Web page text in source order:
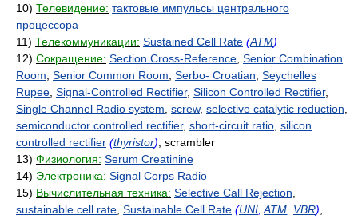
10) Телевидение: тактовые импульсы центрального
процессора
11) Телекоммуникации: Sustained Cell Rate (ATM)
12) Сокращение: Section Cross-Reference Senior Combination
Room Senior Common Room Serbo- Croatian Seychelles
Rupee Signal-Controlled Rectifier, Silicon Controlled Rectifier,
Single Channel Radio system screw, selective catalytic reduction
semiconductor controlled rectifier, short-circuit ratio silicon
controlled rectifier (thyristor) , scrambler
13) Физиология: Serum Creatinine
14) Электроника: Signal Corps Radio
15) Вычислительная техника: Selective Call Rejection
sustainable cell rate Sustainable Cell Rate (UNI ATM VBR)